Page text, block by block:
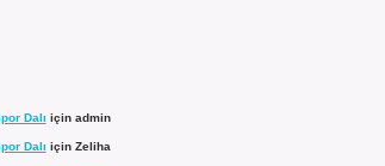
Dalı için admin
Dalı için Zeliha